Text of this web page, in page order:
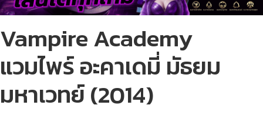
Vampire Academy
แวมไพร์ อะคาเดมี่ มัธยม
มหาเวทย์ (2014)